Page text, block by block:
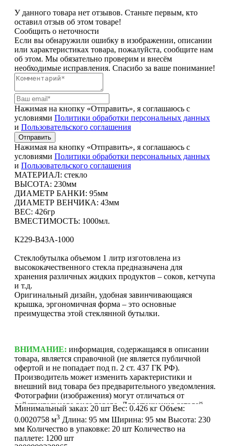
У данного товара нет отзывов. Станьте первым, кто
оставил отзыв об этом товаре!
Сообщить о неточности
Если вы обнаружили ошибку в изображении, описании
или характеристиках товара, пожалуйста, сообщите нам
об этом. Мы обязательно проверим и внесём
необходимые исправления. Спасибо за ваше понимание!
Нажимая на кнопку «Отправить», я соглашаюсь с
условиями Политики обработки персональных данных
и Пользовательского соглашения
Отправить
Нажимая на кнопку «Отправить», я соглашаюсь с
условиями Политики обработки персональных данных
и Пользовательского соглашения
МАТЕРИАЛ: стекло
ВЫСОТА: 230мм
ДИАМЕТР БАНКИ: 95мм
ДИАМЕТР ВЕНЧИКА: 43мм
ВЕС: 426гр
ВМЕСТИМОСТЬ: 1000мл.
К229-В43А-1000
Стеклобутылка объемом 1 литр изготовлена из
высококачественного стекла предназначена для
хранения различных жидких продуктов – соков, кетчупа
и т.д.
Оригинальный дизайн, удобная завинчивающаяся
крышка, эргономичная форма – это основные
преимущества этой стеклянной бутылки.
ВНИМАНИЕ: информация, содержащаяся в описании
товара, является справочной (не является публичной
офертой и не попадает под п. 2 ст. 437 ГК РФ).
Производитель может изменить характеристики и
внешний вид товара без предварительного уведомления.
Фотографии (изображения) могут отличаться от
действительного вида товара. Для уточнения деталей
обращайтесь к менеджерам. Если Вы нашли неточность
или у Вас есть другие комментарии по описанию
товаров - просьба сообщить нам об этом на почту:
info@mirfermer.ru
Минимальный заказ: 20 шт Вес: 0.426 кг Объем:
0.0020758 м3 Длина: 95 мм Ширина: 95 мм Высота: 230
мм Количество в упаковке: 20 шт Количество на
паллете: 1200 шт